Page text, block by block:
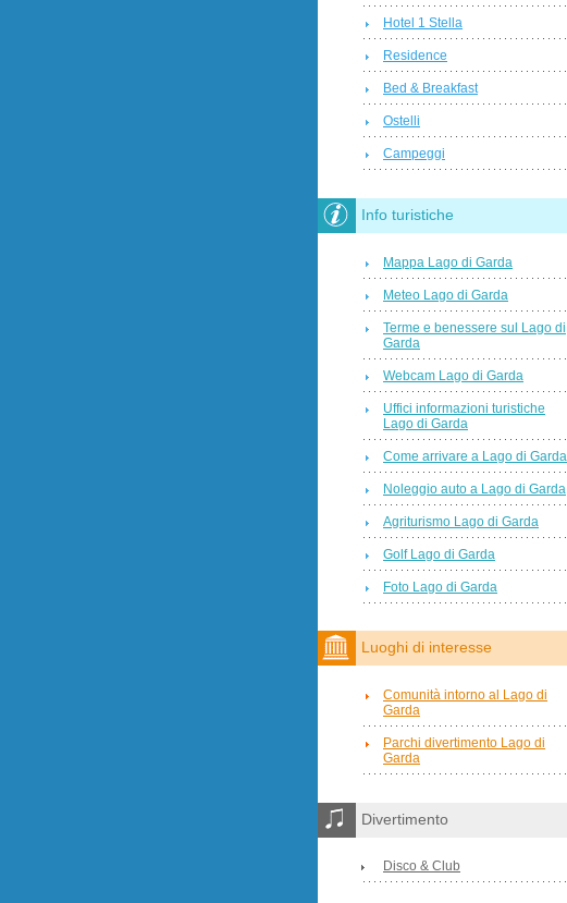
Hotel 1 Stella
Residence
Bed & Breakfast
Ostelli
Campeggi
Info turistiche
Mappa Lago di Garda
Meteo Lago di Garda
Terme e benessere sul Lago di
Garda
Webcam Lago di Garda
Uffici informazioni turistiche
Lago di Garda
Come arrivare a Lago di Garda
Noleggio auto a Lago di Garda
Agriturismo Lago di Garda
Golf Lago di Garda
Foto Lago di Garda
Luoghi di interesse
Comunità intorno al Lago di
Garda
Parchi divertimento Lago di
Garda
Divertimento
Disco & Club